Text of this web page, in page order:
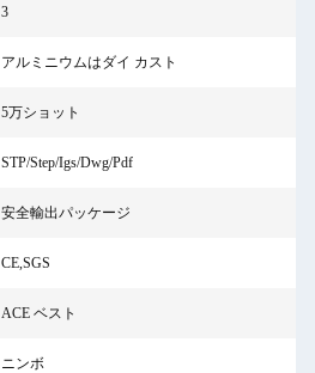
3
アルミニウムはダイ カスト
5万ショット
STP/Step/Igs/Dwg/Pdf
安全輸出パッケージ
CE,SGS
ACE ベスト
ニンボ